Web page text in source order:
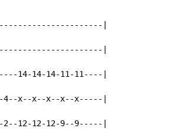
|
|
14-14-11-11----|
4--x--x--x--x--x-----|
12-12-12-9--9-----|